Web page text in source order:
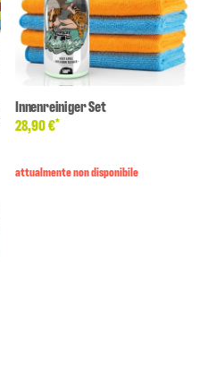
Innenreiniger Set
28,90 €*
attualmente non disponibile